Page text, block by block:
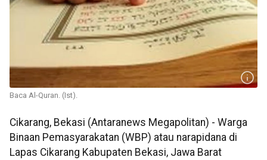
Baca Al-Quran. (Ist).
Cikarang, Bekasi (Antaranews Megapolitan) - Warga
Binaan Pemasyarakatan (WBP) atau narapidana di
Lapas Cikarang Kabupaten Bekasi, Jawa Barat